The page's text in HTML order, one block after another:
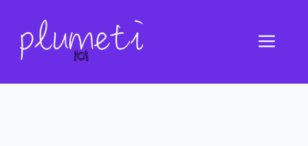
contenu